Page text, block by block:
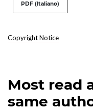
Copyright Notice
PDF (Italiano)
Most read
same